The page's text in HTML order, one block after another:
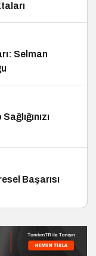
Selman
Başarısı